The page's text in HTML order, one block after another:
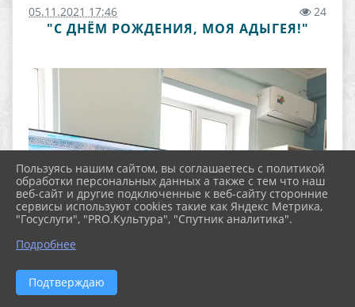
05.11.2021 17:46 24
"С ДНЁМ РОЖДЕНИЯ, МОЯ АДЫГЕЯ!"
Пользуясь нашим сайтом, вы соглашаетесь с политикой
обработки персональных данных а также с тем что наш
веб-сайт и другие подключенные к веб-сайту сторонние
сервисы используют cookies такие как Яндекс Метрика,
"Госуслуги", "PRO.Культура", "Спутник аналитика".
Подробнее
Подтверждаю